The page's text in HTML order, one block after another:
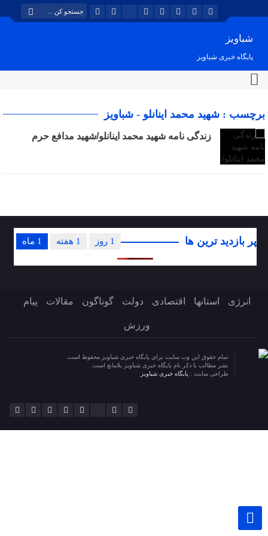
شباویز
پایگاه خبری شباویز
برچسب : شهید محمد اینانلو - شباویز
زندگی نامه شهید محمد اینانلو/شهید مدافع حرم
پر بازدید ترین ها 1 ماه 1 هفته 1 روز
انرژی استانها اقتصادی دولت گوناگون مقالات پیام
ورزش
تمام حقوق این وب سایت برای پایگاه خبری شباویز محفوظ است.
نشر مطالب با ذکر نام پایگاه خبری شباویز بلامانع است.
طراحی سایت : پایگاه خبری شباویز